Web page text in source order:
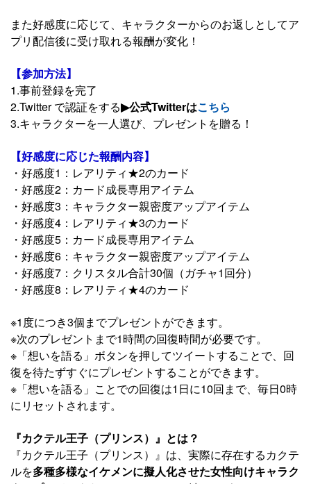
また好感度に応じて、キャラクターからのお返しとしてア
プリ配信後に受け取れる報酬が変化！
【参加方法】
1.事前登録を完了
2.Twitter で認証をする▶公式Twitterはこちら
3.キャラクターを一人選び、プレゼントを贈る！
【好感度に応じた報酬内容】
・好感度1：レアリティ★2のカード
・好感度2：カード成長専用アイテム
・好感度3：キャラクター親密度アップアイテム
・好感度4：レアリティ★3のカード
・好感度5：カード成長専用アイテム
・好感度6：キャラクター親密度アップアイテム
・好感度7：クリスタル合計30個（ガチャ1回分）
・好感度8：レアリティ★4のカード
※1度につき3個までプレゼントができます。
※次のプレゼントまで1時間の回復時間が必要です。
※「想いを語る」ボタンを押してツイートすることで、回
復を待たずすぐにプレゼントすることができます。
※「想いを語る」ことでの回復は1日に10回まで、毎日0時
にリセットされます。
『カクテル王子（プリンス）』とは？
『カクテル王子（プリンス）』は、実際に存在するカクテ
ルを多種多様なイケメンに擬人化させた女性向けキャラク